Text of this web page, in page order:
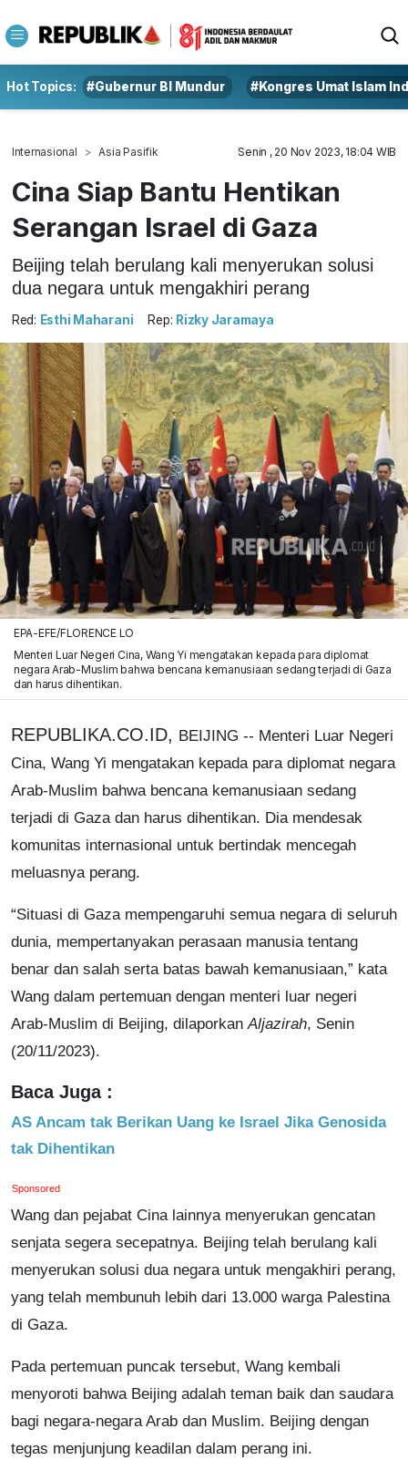
Hot Topics: #Gubernur BI Mundur #Kongres Umat Islam
Internasional Asia Pasifik Senin , 20 Nov 2023, 18:04 WIB
Cina Siap Bantu Hentikan
Serangan Israel di Gaza
Beijing telah berulang kali menyerukan solusi
dua negara untuk mengakhiri perang
Red: Esthi Maharani Rep: Rizky Jaramaya
EPA-EFE/FLORENCE LO
Menteri Luar Negeri Cina, Wang Yi mengatakan kepada para diplomat
negara Arab-Muslim bahwa bencana kemanusiaan sedang terjadi di Gaza
dan harus dihentikan.
REPUBLIKA.CO.ID, BEIJING -- Menteri Luar Negeri
Cina, Wang Yi mengatakan kepada para diplomat negara
Arab-Muslim bahwa bencana kemanusiaan sedang
terjadi di Gaza dan harus dihentikan. Dia mendesak
komunitas internasional untuk bertindak mencegah
meluasnya perang.
“Situasi di Gaza mempengaruhi semua negara di seluruh
dunia, mempertanyakan perasaan manusia tentang
benar dan salah serta batas bawah kemanusiaan,” kata
Wang dalam pertemuan dengan menteri luar negeri
Arab-Muslim di Beijing, dilaporkan Aljazirah, Senin
(20/11/2023).
Baca Juga :
AS Ancam tak Berikan Uang ke Israel Jika Genosida
tak Dihentikan
Sponsored
Wang dan pejabat Cina lainnya menyerukan gencatan
senjata segera secepatnya. Beijing telah berulang kali
menyerukan solusi dua negara untuk mengakhiri perang,
yang telah membunuh lebih dari 13.000 warga Palestina
di Gaza.
Pada pertemuan puncak tersebut, Wang kembali
menyoroti bahwa Beijing adalah teman baik dan saudara
bagi negara-negara Arab dan Muslim. Beijing dengan
tegas menjunjung keadilan dalam perang ini.